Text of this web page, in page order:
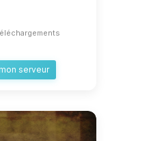
serveur